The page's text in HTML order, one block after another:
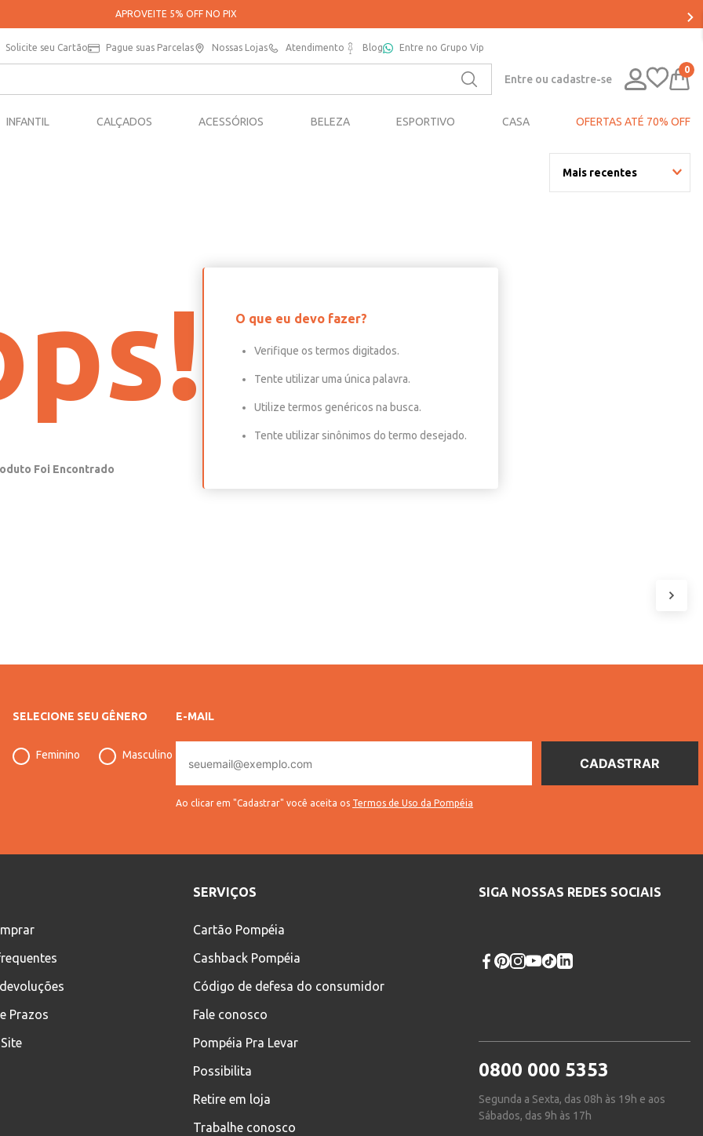
APROVEITE 5% OFF NO PIX
Solicite seu Cartão Pague suas Parcelas Nossas Lojas Atendimento Blog Entre no Grupo Vip
Entre ou cadastre-se
0
INFANTIL CALÇADOS ACESSÓRIOS BELEZA ESPORTIVO CASA OFERTAS ATÉ 70% OFF
Mais recentes
O que eu devo fazer?
Verifique os termos digitados.
Tente utilizar uma única palavra.
Utilize termos genéricos na busca.
Tente utilizar sinônimos do termo desejado.
SELECIONE SEU GÊNERO
Feminino Masculino
E-MAIL
mail
Ao clicar em "Cadastrar" você aceita os Termos de Uso da Pompéia
Prazos
SERVIÇOS
Cartão Pompéia
Cashback Pompéia
Código de defesa do consumidor
Fale conosco
Pompéia Pra Levar
Possibilita
Retire em loja
Trabalhe conosco
SIGA NOSSAS REDES SOCIAIS
0800 000 5353
Segunda a Sexta, das 08h às 19h e aos
Sábados, das 9h às 17h